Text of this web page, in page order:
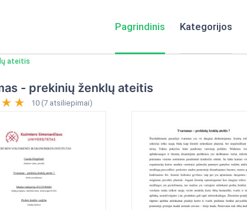
Pagrindinis Kategorijos
ateitis
- prekinių ženklų ateitis
10 (7 atsiliepimai)